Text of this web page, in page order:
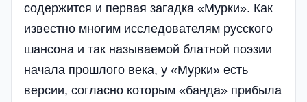
содержится и первая загадка «Мурки». Как
известно многим исследователям русского
шансона и так называемой блатной поэзии
начала прошлого века, у «Мурки» есть
версии, согласно которым «банда» прибыла